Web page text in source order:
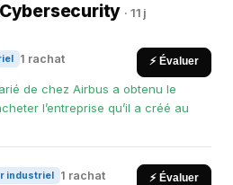
Cybersecurity · 11 j
1 rachat ⚡ Évaluer
de chez Airbus a obtenu le
l’entreprise qu’il a créé au
industriel 1 rachat ⚡ Évaluer